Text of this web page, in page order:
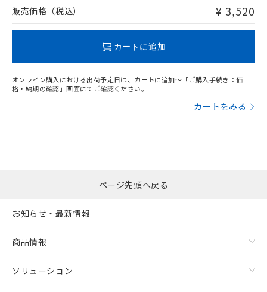
問い合わせください。
販売価格（税込） ¥ 3,520
カートに追加
オンライン購入における出荷予定日は、カートに追加～「ご購入手続き：価
格・納期の確認」画面にてご確認ください。
カートをみる
ページ先頭へ戻る
お知らせ・最新情報
商品情報
ソリューション